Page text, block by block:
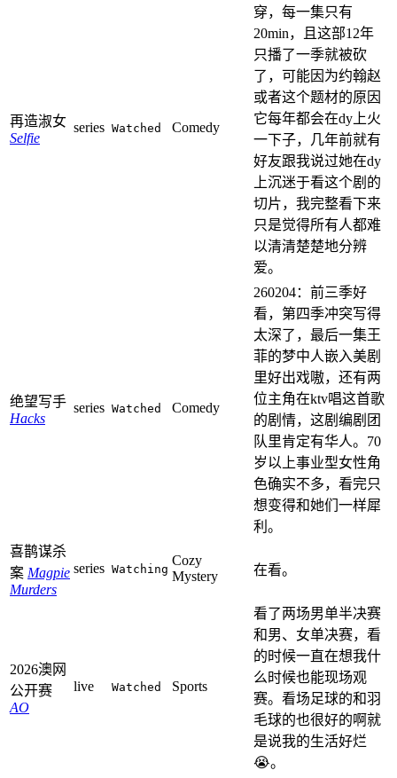
再造淑女
Selfie
series Watched Comedy
穿，每一集只有
20min，且这部12年
只播了一季就被砍
了，可能因为约翰赵
或者这个题材的原因
它每年都会在dy上火
一下子，几年前就有
好友跟我说过她在dy
上沉迷于看这个剧的
切片，我完整看下来
只是觉得所有人都难
以清清楚楚地分辨
爱。
绝望写手
Hacks
series Watched Comedy
260204：前三季好
看，第四季冲突写得
太深了，最后一集王
菲的梦中人嵌入美剧
里好出戏嗷，还有两
位主角在ktv唱这首歌
的剧情，这剧编剧团
队里肯定有华人。70
岁以上事业型女性角
色确实不多，看完只
想变得和她们一样犀
利。
喜鹊谋杀
案 Magpie
Murders
series Watching
Cozy
Mystery
在看。
2026澳网
公开赛
AO
live Watched Sports
看了两场男单半决赛
和男、女单决赛，看
的时候一直在想我什
么时候也能现场观
赛。看场足球的和羽
毛球的也很好的啊就
是说我的生活好烂
😭。